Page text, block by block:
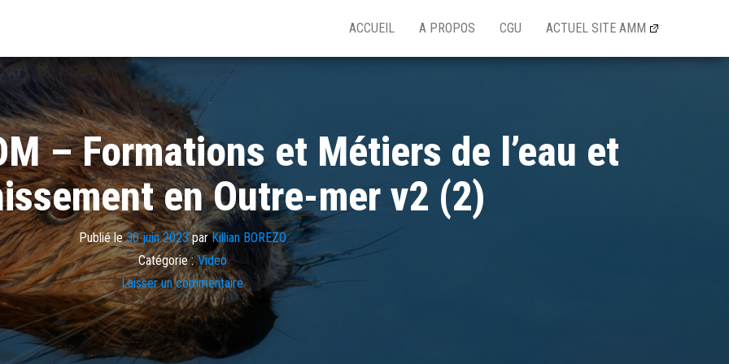
ACCUEIL A PROPOS CGU ACTUEL SITE AMM
– Formations et Métiers de l’eau et
en Outre-mer v2 (2)
Publié le30 juin 2023parKillian BOREZO
Catégorie : Video
Laisser un commentaire